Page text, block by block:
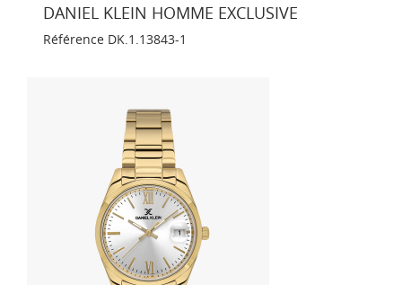
DANIEL KLEIN HOMME EXCLUSIVE
Référence DK.1.13843-1